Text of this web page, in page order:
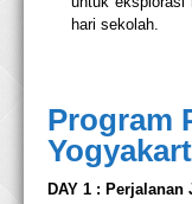
hari sekolah.
Program
DAY 1 :